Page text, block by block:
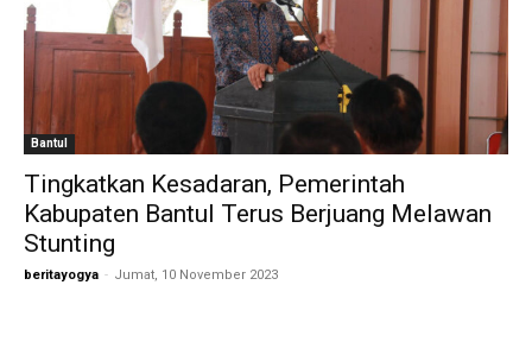
Bantul
Tingkatkan Kesadaran, Pemerintah
Kabupaten Bantul Terus Berjuang Melawan
Stunting
beritayogya - Jumat, 10 November 2023